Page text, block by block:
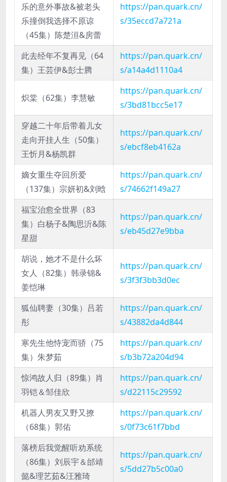
乐的意外事故&被老头
乐撞倒我选择不原谅
（45集）陈楚洹&房蕾
https://pan.quark.cn/
s/35eccd7a721a
此去经年不复再见（64
集）王芸伊&彭士腾
https://pan.quark.cn/
s/a14a4d1110a4
炽棠（62集）李慧敏
https://pan.quark.cn/
s/3bd81bcc5e17
穿越二十年后带着儿女
走向开挂人生（50集）
王忻月&杨凯群
https://pan.quark.cn/
s/ebcf8eb4162a
嫡女重生夺回所爱
（137集）宗妍初&刘晗
https://pan.quark.cn/
s/74662f149a27
福宝治愈全世界（83
集）白杨子&陶思沂&陈
星甜
https://pan.quark.cn/
s/eb45d27e9bba
胡说，她才不是什么坏
女人（82集）韩录锦&
姜恺琳
https://pan.quark.cn/
s/3f3f3bb3d0ec
狐仙聘妻（30集）吕若
彤
https://pan.quark.cn/
s/43882da4d844
寒先生他恃宠而骄（75
集）朱梦茹
https://pan.quark.cn/
s/b3b72a204d94
惊鸿故人归（89集）肖
羽铠＆邹佳欣
https://pan.quark.cn/
s/d22115c29592
机器人男友又野又撩
（68集）郭佑
https://pan.quark.cn/
s/0f73c61f7bbd
落榜后我觉醒听劝系统
（86集）刘辰宇＆邰靖
懿&理艺茹&汪雅琦
https://pan.quark.cn/
s/5dd27b5c00a0